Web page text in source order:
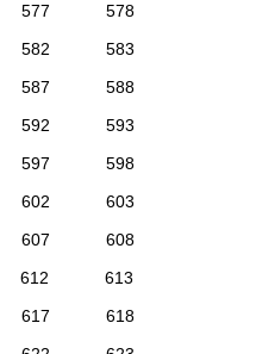
577
578
582
583
587
588
592
593
597
598
602
603
607
608
612
613
617
618